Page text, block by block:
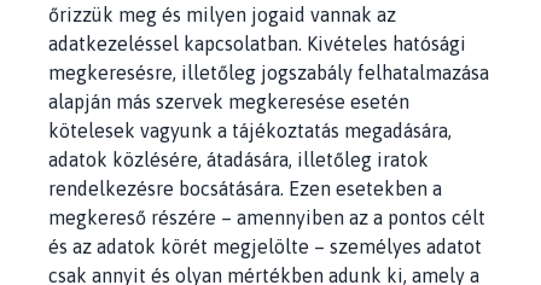
őrizzük meg és milyen jogaid vannak az
adatkezeléssel kapcsolatban. Kivételes hatósági
megkeresésre, illetőleg jogszabály felhatalmazása
alapján más szervek megkeresése esetén
kötelesek vagyunk a tájékoztatás megadására,
adatok közlésére, átadására, illetőleg iratok
rendelkezésre bocsátására. Ezen esetekben a
megkereső részére – amennyiben az a pontos célt
és az adatok körét megjelölte – személyes adatot
csak annyit és olyan mértékben adunk ki, amely a